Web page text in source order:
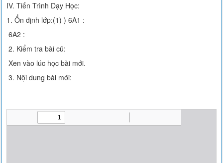
IV. Tiến Trình Dạy Học:
1. Ổn định lớp:(1) ) 6A1 :
6A2 :
2. Kiểm tra bài cũ:
Xen vào lúc học bài mới.
3. Nội dung bài mới: